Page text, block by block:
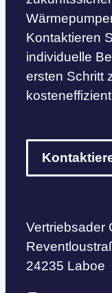
Kontaktieren
individuelle
ersten Schritt
Vertriebsader
24235 Laboe